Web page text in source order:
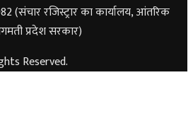
(संचार रजिस्ट्रार का कार्यालय, आंतरिक
प्रदेश सरकार)
Reserved.